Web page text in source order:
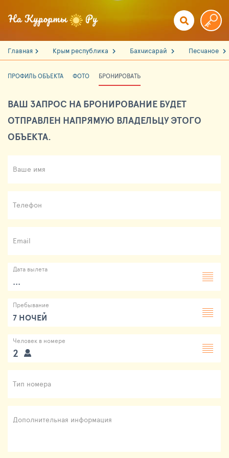
Главная Крым республика Бахчисарай Песчаное
ПРОФИЛЬ ОБЪЕКТА ФОТО БРОНИРОВАТЬ
ВАШ ЗАПРОС НА БРОНИРОВАНИЕ БУДЕТ
ОТПРАВЛЕН НАПРЯМУЮ ВЛАДЕЛЬЦУ ЭТОГО
ОБЪЕКТА.
Ваше имя
Телефон
Email
Дата вылета
...
Пребывание
7 НОЧЕЙ
Человек в номере
2
Тип номера
Дополнительная информация